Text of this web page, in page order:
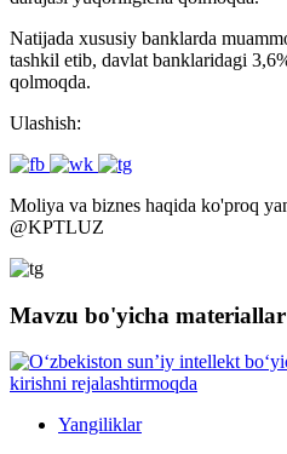
Natijada xususiy banklarda
tashkil etib, davlat banklaridagi
qolmoqda.
Ulashish:
Moliya va biznes haqida ko'proq
@KPTLUZ
Mavzu bo'yicha materiallar
Yangiliklar